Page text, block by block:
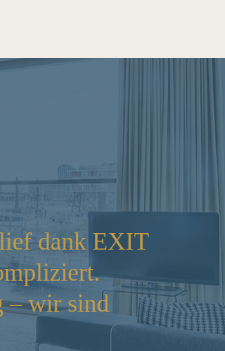
lief dank EXIT
– wir sind